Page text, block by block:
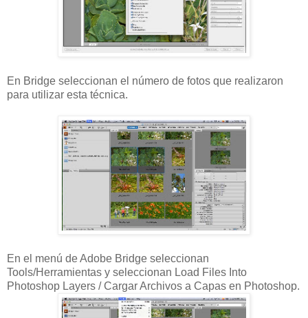
En Bridge seleccionan el número de fotos que realizaron
para utilizar esta técnica.
En el menú de Adobe Bridge seleccionan
Tools/Herramientas y seleccionan Load Files Into
Photoshop Layers / Cargar Archivos a Capas en Photoshop.